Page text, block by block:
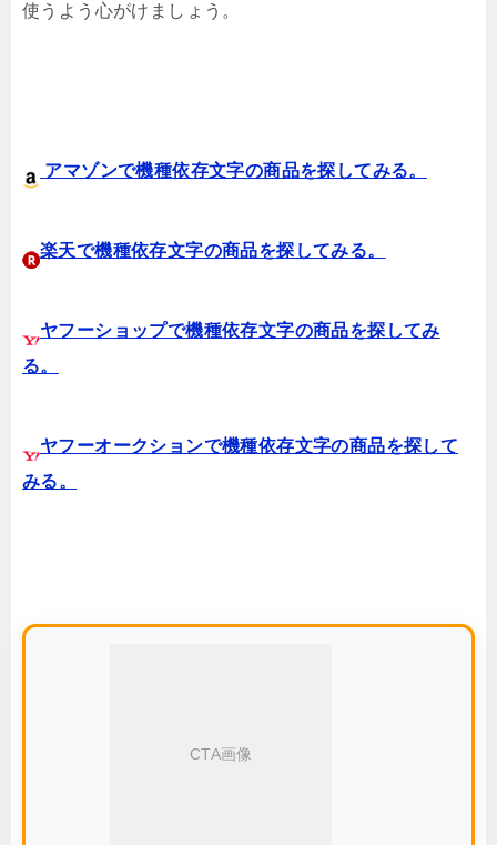
使うよう心がけましょう。
アマゾンで機種依存文字の商品を探してみる。
楽天で機種依存文字の商品を探してみる。
ヤフーショップで機種依存文字の商品を探してみ
る。
ヤフーオークションで機種依存文字の商品を探して
みる。
CTA画像